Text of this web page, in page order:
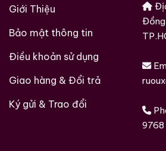
Macallan 18 Sherry
700ml / 43%
0,0 (0 đánh giá)
28.680.000
Giới Thiệu Một Số Mẫu Rượu
Giới Thiệu
Bảo mật thông tin
Điều khoản sử dụng
Giao hàng & Đổi trả
Ký gửi & Trao đổi
9768